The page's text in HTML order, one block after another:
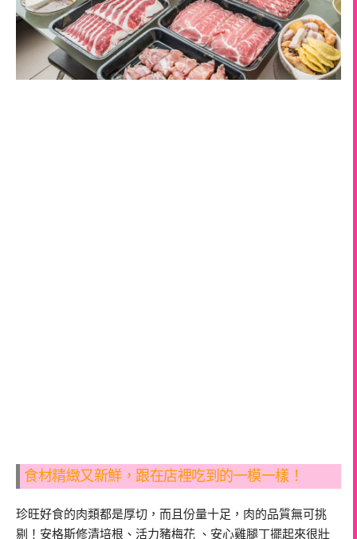
食材精緻又新鮮，跟在店裡吃到的一模一樣！
珍旺好食的肉類都是厚切，而且份量十足，肉的品質無可挑
剔！安格斯修清培根、活力豬梅花 、安心雞腿丁擺起來很壯